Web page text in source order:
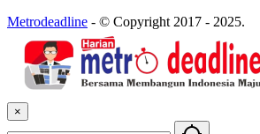
Metrodeadline - © Copyright 2017 - 2025.
×